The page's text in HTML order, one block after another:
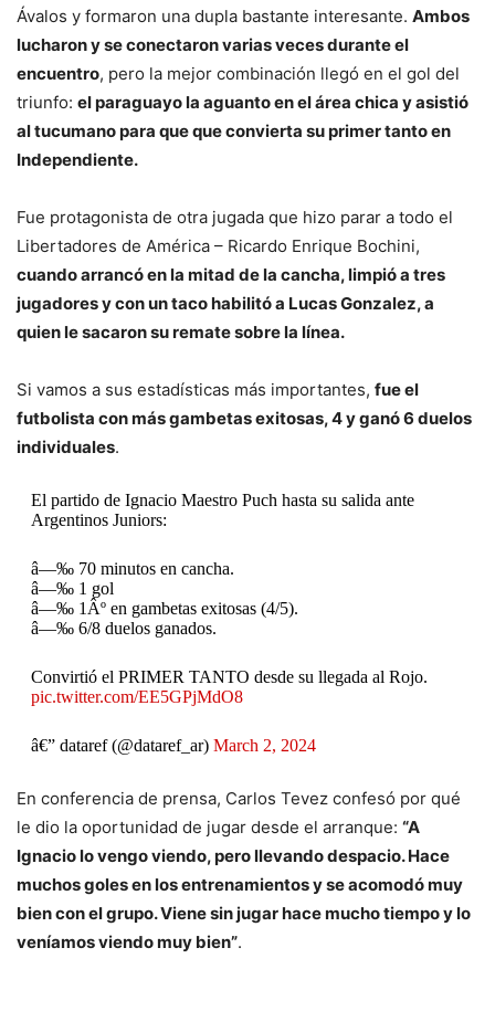
Ávalos y formaron una dupla bastante interesante. Ambos
lucharon y se conectaron varias veces durante el
encuentro, pero la mejor combinación llegó en el gol del
triunfo: el paraguayo la aguanto en el área chica y asistió
al tucumano para que que convierta su primer tanto en
Independiente.
Fue protagonista de otra jugada que hizo parar a todo el
Libertadores de América – Ricardo Enrique Bochini,
cuando arrancó en la mitad de la cancha, limpió a tres
jugadores y con un taco habilitó a Lucas Gonzalez, a
quien le sacaron su remate sobre la línea.
Si vamos a sus estadísticas más importantes, fue el
futbolista con más gambetas exitosas, 4 y ganó 6 duelos
individuales.
El partido de Ignacio Maestro Puch hasta su salida ante
Argentinos Juniors:
â—‰ 70 minutos en cancha.
â—‰ 1 gol
â—‰ 1Âº en gambetas exitosas (4/5).
â—‰ 6/8 duelos ganados.
Convirtió el PRIMER TANTO desde su llegada al Rojo.
pic.twitter.com/EE5GPjMdO8
â€” dataref (@dataref_ar) March 2, 2024
En conferencia de prensa, Carlos Tevez confesó por qué
le dio la oportunidad de jugar desde el arranque: “A
Ignacio lo vengo viendo, pero llevando despacio. Hace
muchos goles en los entrenamientos y se acomodó muy
bien con el grupo. Viene sin jugar hace mucho tiempo y lo
veníamos viendo muy bien”.